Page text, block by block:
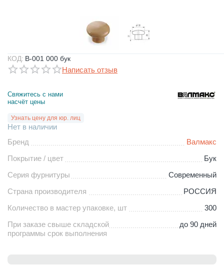
КОД: B-001 000 бук
Написать отзыв
Свяжитесь с нами
насчёт цены
Узнать цену для юр. лиц
Нет в наличии
Бренд
Валмакс
Покрытие / цвет
Бук
Серия фурнитуры
Современный
Страна производителя
РОССИЯ
Количество в мастер упаковке, шт
300
При заказе свыше складской
программы срок выполнения
до 90 дней